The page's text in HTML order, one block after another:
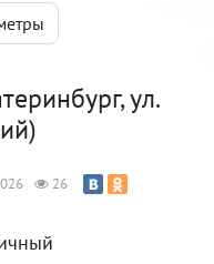
ул.
26